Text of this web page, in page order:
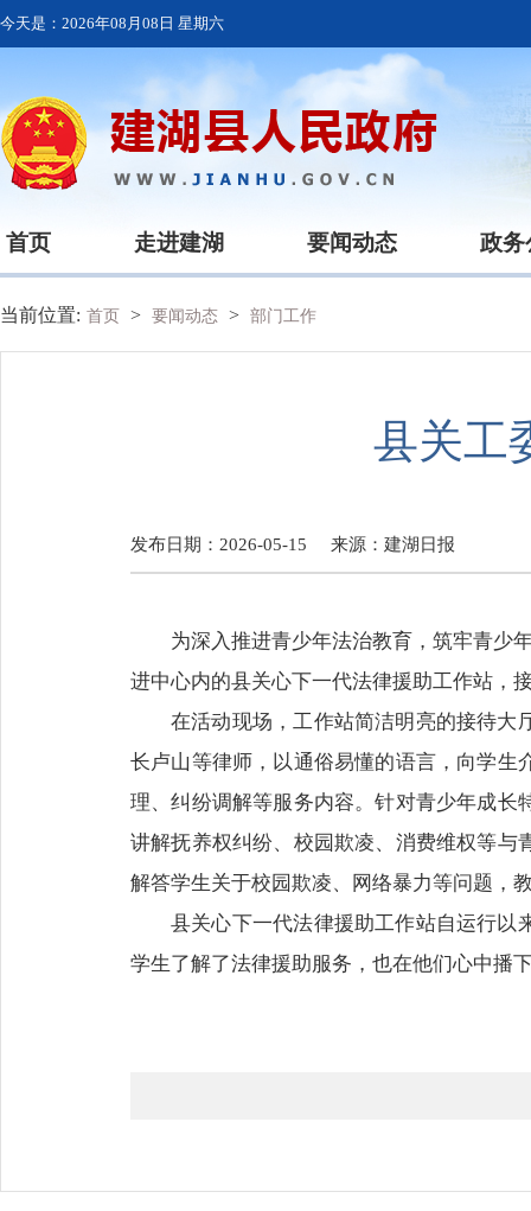
今天是： 2026年08月08日 星期六
首页 走进建湖 要闻动态 政务
当前位置: 首页 > 要闻动态 > 部门工作
县关工
发布日期：2026-05-15 来源： 建湖日报
为深入推进青少年法治教育，筑牢青少
进中心内的县关心下一代法律援助工作站，
在活动现场，工作站简洁明亮的接待大
长卢山等律师，以通俗易懂的语言，向学生
理、纠纷调解等服务内容。针对青少年成长
讲解抚养权纠纷、校园欺凌、消费维权等与
解答学生关于校园欺凌、网络暴力等问题，
县关心下一代法律援助工作站自运行以
学生了解了法律援助服务，也在他们心中播